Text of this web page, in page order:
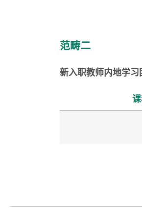
范畴二
新入职教师内地学习